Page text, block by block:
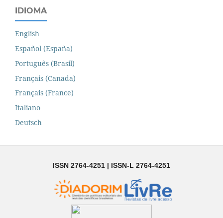
IDIOMA
English
Español (España)
Português (Brasil)
Français (Canada)
Français (France)
Italiano
Deutsch
ISSN 2764-4251 | ISSN-L 2764-4251